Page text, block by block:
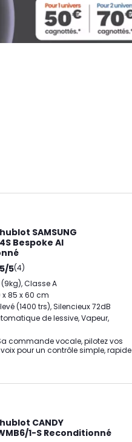
SAMSUNG
Bespoke AI
5/5(4)
Classe A
x 85 x 60 cm
(1400 trs), Silencieux 72dB
de lessive, Vapeur,
commande vocale, pilotez vos
pour un contrôle simple, rapide
CANDY
1-S Reconditionné